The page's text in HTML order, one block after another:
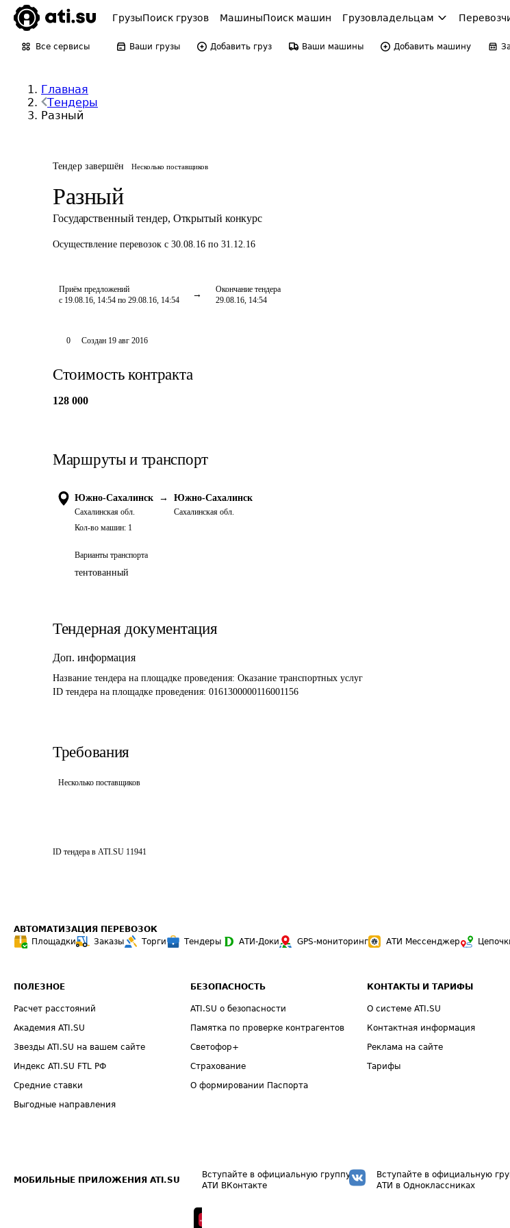
ГрузыПоиск грузов МашиныПоиск машин Грузовладельцам
Все сервисы Ваши грузы Добавить груз Ваши машины Добавить машину
Главная
Тендеры
Разный
Тендер завершён Несколько поставщиков
Разный
Государственный тендер, Открытый конкурс
Осуществление перевозок с 30.08.16 по 31.12.16
Приём предложений
с 19.08.16, 14:54 по 29.08.16, 14:54
Окончание тендера
29.08.16, 14:54
0 Создан 19 авг 2016
Стоимость контракта
128 000
Маршруты и транспорт
Южно-Сахалинск →
Сахалинская обл.
Южно-Сахалинск
Сахалинская обл.
Кол-во машин: 1
Варианты транспорта
тентованный
Тендерная документация
Доп. информация
Название тендера на площадке проведения: Оказание транспортных услуг
ID тендера на площадке проведения: 0161300000116001156
Требования
Несколько поставщиков
ID тендера в ATI.SU 11941
АВТОМАТИЗАЦИЯ ПЕРЕВОЗОК
Площадки
Заказы Торги Тендеры АТИ-Доки GPS-мониторинг АТИ Мессенджер
ПОЛЕЗНОЕ
Расчет расстояний
Академия ATI.SU
Звезды ATI.SU на вашем сайте
Индекс ATI.SU FTL РФ
Средние ставки
Выгодные направления
БЕЗОПАСНОСТЬ
ATI.SU о безопасности
Памятка по проверке контрагентов
Светофор+
Страхование
О формировании Паспорта
КОНТАКТЫ И ТАРИФЫ
О системе ATI.SU
Контактная информация
Реклама на сайте
Тарифы
МОБИЛЬНЫЕ ПРИЛОЖЕНИЯ ATI.SU
Вступайте в официальную группу
АТИ ВКонтакте
Вступайте в официальную
АТИ в Одноклассниках